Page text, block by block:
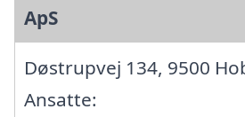
ApS
Døstrupvej 134, 9500
Ansatte: